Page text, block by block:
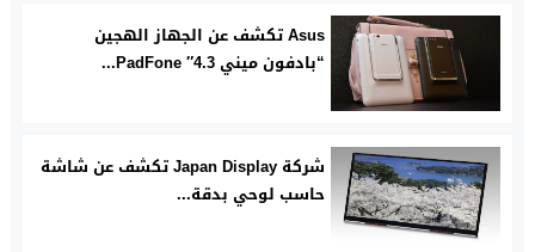
Asus تكشف عن الجهاز الهجين
“بادفون ميني 4.3″ PadFone...
شركة Japan Display تكشف عن شاشة
حاسب لوحي بدقة...